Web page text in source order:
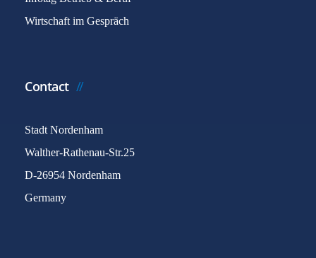
Wirtschaft im Gespräch
Contact
Stadt Nordenham
Walther-Rathenau-Str.25
D-26954 Nordenham
Germany